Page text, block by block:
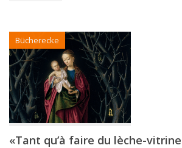
Bücherecke
«Tant qu’à faire du lèche-